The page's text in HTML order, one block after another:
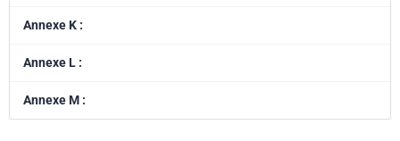
Annexe K :
Annexe L :
Annexe M :